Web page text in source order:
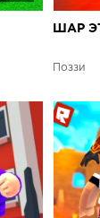
ШАР
Поззи